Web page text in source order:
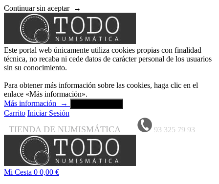
Continuar sin aceptar →
Este portal web únicamente utiliza cookies propias con finalidad
técnica, no recaba ni cede datos de carácter personal de los usuarios
sin su conocimiento.
Para obtener más información sobre las cookies, haga clic en el
enlace «Más información».
Más información
→
Carrito Iniciar Sesión
TIENDA DE NUMISMÁTICA 93 325 79 93
Mi Cesta 0 0,00 €